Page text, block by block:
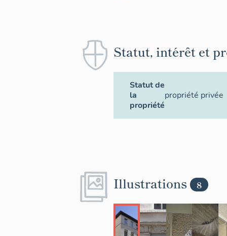
Statut, intérêt et
Statut de
la
propriété
propriété privée
Illustrations 8